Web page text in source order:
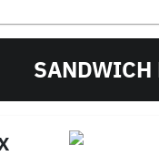
SANDWICH